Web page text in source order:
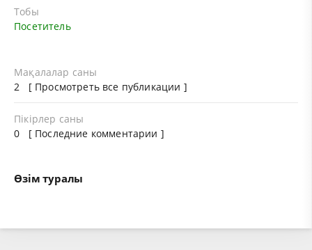
Тобы
Посетитель
Мақалалар саны
2 [ Просмотреть все публикации ]
Пікірлер саны
0 [ Последние комментарии ]
Өзім туралы